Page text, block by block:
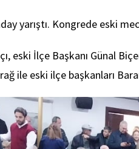
yarıştı. Kongrede eski
eski İlçe Başkanı Günal
ile eski ilçe başkanları